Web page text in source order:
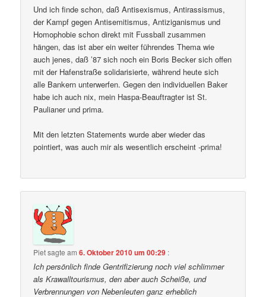
Und ich finde schon, daß Antisexismus, Antirassismus,
der Kampf gegen Antisemitismus, Antiziganismus und
Homophobie schon direkt mit Fussball zusammen
hängen, das ist aber ein weiter führendes Thema wie
auch jenes, daß ’87 sich noch ein Boris Becker sich offen
mit der Hafenstraße solidarisierte, während heute sich
alle Bankern unterwerfen. Gegen den individuellen Baker
habe ich auch nix, mein Haspa-Beauftragter ist St.
Paulianer und prima.
Mit den letzten Statements wurde aber wieder das
pointiert, was auch mir als wesentlich erscheint -prima!
Pietsagte am6. Oktober 2010 um 00:29 :
Ich persönlich finde Gentrifizierung noch viel schlimmer
als Krawalltourismus, den aber auch Scheiße, und
Verbrennungen von Nebenleuten ganz erheblich